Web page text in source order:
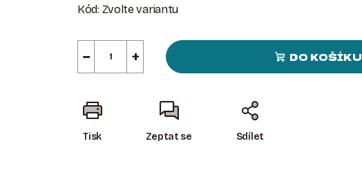
Kód: Zvolte variantu
+
− DO KOŠÍKU
Tisk Zeptat se Sdílet